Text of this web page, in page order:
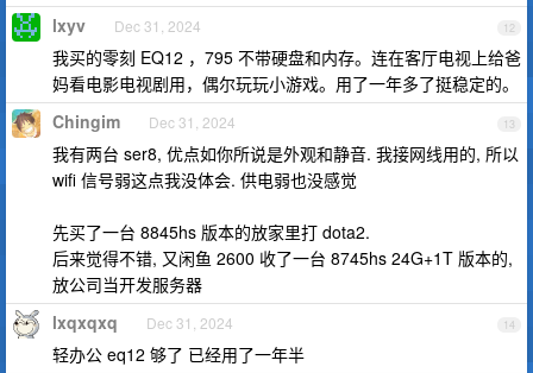
12
lxyv Dec 31, 2024
我买的零刻 EQ12 ，795 不带硬盘和内存。连在客厅电视上给爸
妈看电影电视剧用，偶尔玩玩小游戏。用了一年多了挺稳定的。
13
Chingim Dec 31, 2024
我有两台 ser8, 优点如你所说是外观和静音. 我接网线用的, 所以
wifi 信号弱这点我没体会. 供电弱也没感觉
先买了一台 8845hs 版本的放家里打 dota2.
后来觉得不错, 又闲鱼 2600 收了一台 8745hs 24G+1T 版本的,
放公司当开发服务器
14
lxqxqxq Dec 31, 2024
轻办公 eq12 够了 已经用了一年半